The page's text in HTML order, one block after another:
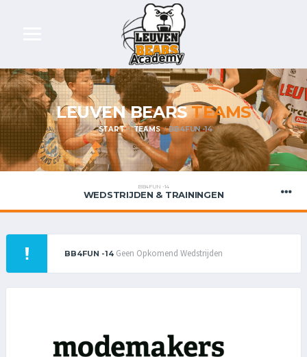
LEUVEN BEARSTEAMS
START TEAMS BB4FUN -14
BB4FUN -14
WEDSTRIJDEN & TRAININGEN
BB4FUN -14 Geen Opkomend Wedstrijden